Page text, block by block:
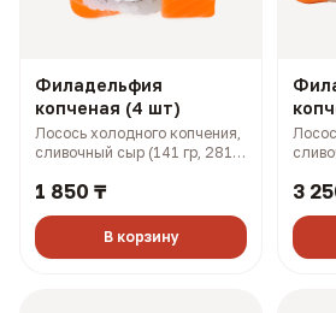
Филадельфия
копченая (4 шт)
Лосось холодного копчения,
сливочный сыр (141 гр, 281
1 850 ₸
В корзину
3